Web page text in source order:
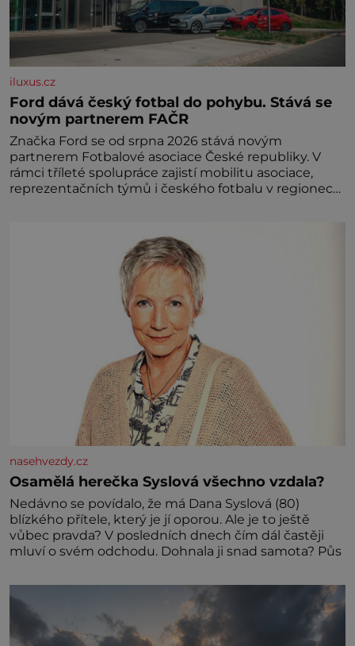
iluxus.cz
Ford dává český fotbal do pohybu. Stává se
novým partnerem FAČR
Značka Ford se od srpna 2026 stává novým
partnerem Fotbalové asociace České republiky. V
rámci tříleté spolupráce zajistí mobilitu asociace,
reprezentačních týmů i českého fotbalu v regionech.
nasehvezdy.cz
Osamělá herečka Syslová všechno vzdala?
Nedávno se povídalo, že má Dana Syslová (80)
blízkého přítele, který je jí oporou. Ale je to ještě
vůbec pravda? V posledních dnech čím dál častěji
mluví o svém odchodu. Dohnala ji snad samota? Půs